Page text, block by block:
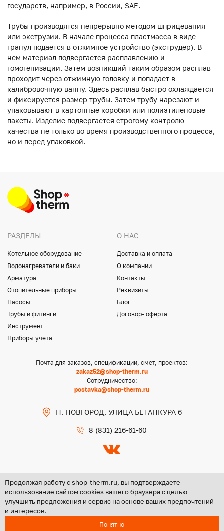
государств, например, в России, SAE.
Трубы производятся непрерывно методом шприцевания
или экструзии. В начале процесса пластмасса в виде
гранул подается в отжимное устройство (экструдер). В
нем материал подвергается расплавлению и
гомогенизации. Затем возникший таким образом расплав
проходит через отжимную головку и попадает в
калибровочную ванну. Здесь расплав быстро охлаждается
и фиксируется размер трубы. Затем трубу нарезают и
упаковывают в картонные коробки или полиэтиленовые
пакеты. Изделие подвергается строгому контролю
качества не только во время производственного процесса,
но и перед упаковкой.
РАЗДЕЛЫ
Котельное оборудование
Водонагреватели и баки
Арматура
Отопительные приборы
Насосы
Трубы и фитинги
Инструмент
Приборы учета
О НАС
Доставка и оплата
О компании
Контакты
Реквизиты
Блог
Договор- оферта
Почта для заказов, спецификации, смет, проектов:
zakaz52@shop-therm.ru
Сотрудничество:
postavka@shop-therm.ru
Н. НОВГОРОД, УЛИЦА БЕТАНКУРА 6
8 (831) 216-61-60
Copyright @ 2026 ООО «ЦЕНТР ГРУПП НН»
Политика конфиденциальности
Продолжая работу с shop-therm.ru, вы подтверждаете
использование сайтом cookies вашего браузера с целью
улучшить предложения и сервис на основе ваших предпочтений
и интересов.
Понятно